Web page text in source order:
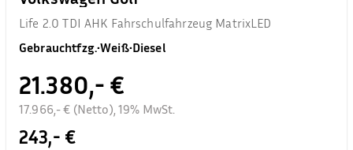
Life 2.0 TDI AHK Fahrschulfahrzeug MatrixLED
Gebrauchtfzg.•Weiß•Diesel
21.380,- €
17.966,- € (Netto), 19% MwSt.
243,- €